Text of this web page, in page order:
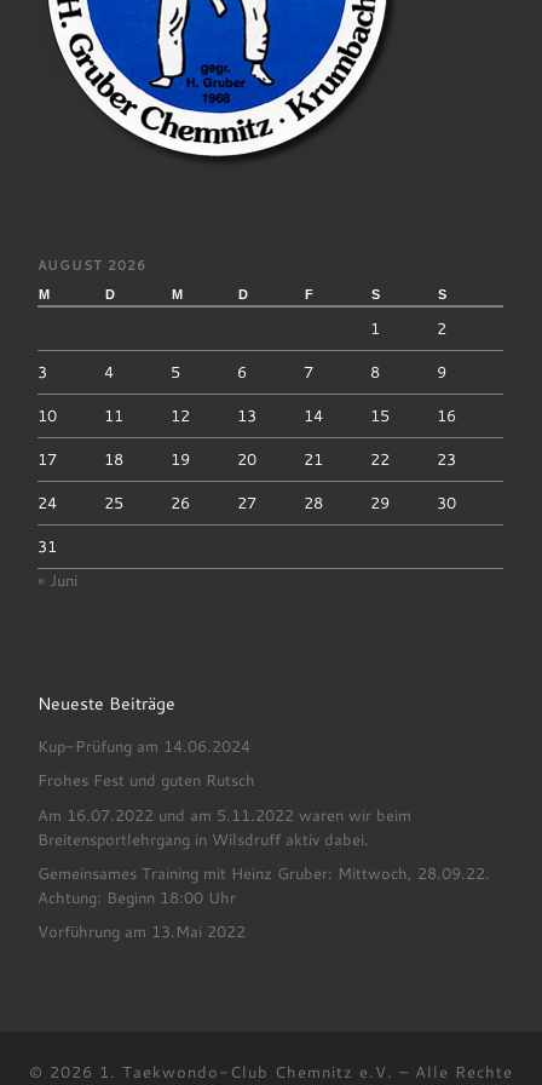
AUGUST 2026
M D M D F S S
1
2
3
4 5 6 7 8
9
10
11 12 13 14 15
16
17
18 19 20 21 22
23
24
25 26 27 28 29
30
31
« Juni
Neueste Beiträge
Kup-Prüfung am 14.06.2024
Frohes Fest und guten Rutsch
Am 16.07.2022 und am 5.11.2022 waren wir beim
Breitensportlehrgang in Wilsdruff aktiv dabei.
Gemeinsames Training mit Heinz Gruber: Mittwoch, 28.09.22.
Achtung: Beginn 18:00 Uhr
Vorführung am 13.Mai 2022
© 2026 1. Taekwondo-Club Chemnitz e.V. – Alle Rechte